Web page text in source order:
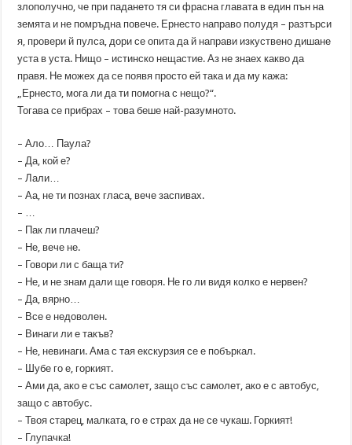
злополучно, че при падането тя си фрасна главата в един пън на
земята и не помръдна повече. Ернесто направо полудя – разтърси
я, провери й пулса, дори се опита да й направи изкуствено дишане
уста в уста. Нищо – истинско нещастие. Аз не знаех какво да
правя. Не можех да се появя просто ей така и да му кажа:
„Ернесто, мога ли да ти помогна с нещо?“.
Тогава се прибрах – това беше най-разумното.
– Ало… Паула?
– Да, кой е?
– Лали…
– Аа, не ти познах гласа, вече заспивах.
– …
– Пак ли плачеш?
– Не, вече не.
– Говори ли с баща ти?
– Не, и не знам дали ще говоря. Не го ли видя колко е нервен?
– Да, вярно…
– Все е недоволен.
– Винаги ли е такъв?
– Не, невинаги. Ама с тая екскурзия се е побъркал.
– Шубе го е, горкият.
– Ами да, ако е със самолет, защо със самолет, ако е с автобус,
защо с автобус.
– Твоя старец, малката, го е страх да не се чукаш. Горкият!
– Глупачка!